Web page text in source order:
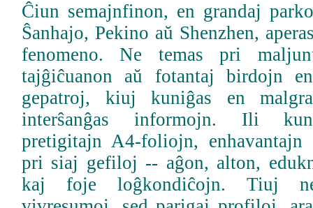
Ĉiun semajnfinon, en grandaj
Ŝanhajo, Pekino aŭ Shenzhen,
fenomeno. Ne temas pri
tajĝiĉuanon aŭ fotantaj birdojn
gepatroj, kiuj kuniĝas en
interŝanĝas informojn. Ili
pretigitajn A4-foliojn, enhavantajn
pri siaj gefiloj -- aĝon, alton,
kaj foje loĝkondiĉojn. Tiuj